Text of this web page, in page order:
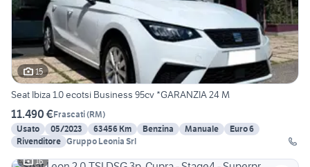
15
Seat Ibiza 1.0 ecotsi Business 95cv *GARANZIA 24 M
11.490 €Frascati(RM)
Usato
05/2023 63456 Km Benzina Manuale
Euro 6
Rivenditore Gruppo Leonia Srl
16